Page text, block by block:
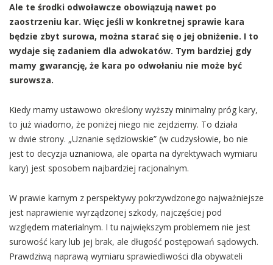
Ale te środki odwoławcze obowiązują nawet po
zaostrzeniu kar. Więc jeśli w konkretnej sprawie kara
będzie zbyt surowa, można starać się o jej obniżenie. I to
wydaje się zadaniem dla adwokatów. Tym bardziej gdy
mamy gwarancję, że kara po odwołaniu nie może być
surowsza.
Kiedy mamy ustawowo określony wyższy minimalny próg kary,
to już wiadomo, że poniżej niego nie zejdziemy. To działa
w dwie strony. „Uznanie sędziowskie” (w cudzysłowie, bo nie
jest to decyzja uznaniowa, ale oparta na dyrektywach wymiaru
kary) jest sposobem najbardziej racjonalnym.
W prawie karnym z perspektywy pokrzywdzonego najważniejsze
jest naprawienie wyrządzonej szkody, najczęściej pod
względem materialnym. I tu największym problemem nie jest
surowość kary lub jej brak, ale długość postępowań sądowych.
Prawdziwą naprawą wymiaru sprawiedliwości dla obywateli